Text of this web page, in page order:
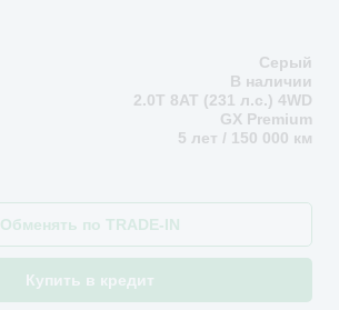
Серый
В наличии
2.0T 8AT (231 л.с.) 4WD
GX Premium
5 лет / 150 000 км
Обменять по TRADE-IN
Купить в кредит